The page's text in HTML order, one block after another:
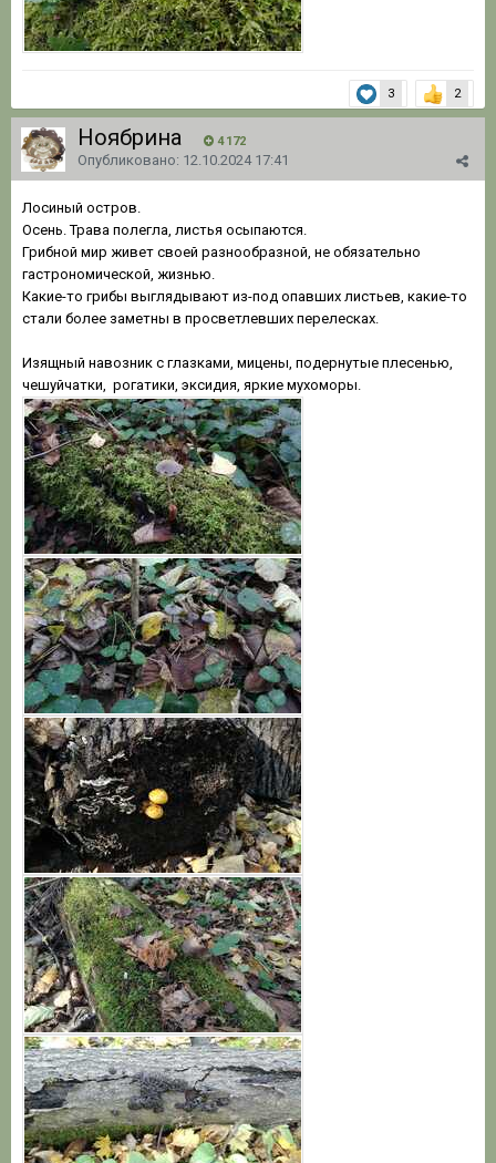
3 2
Ноябрина 4 172
Опубликовано: 12.10.2024 17:41
Лосиный остров.
Осень. Трава полегла, листья осыпаются.
Грибной мир живет своей разнообразной, не обязательно
гастрономической, жизнью.
Какие-то грибы выглядывают из-под опавших листьев, какие-то
стали более заметны в просветлевших перелесках.
Изящный навозник с глазками, мицены, подернутые плесенью,
чешуйчатки, рогатики, эксидия, яркие мухоморы.